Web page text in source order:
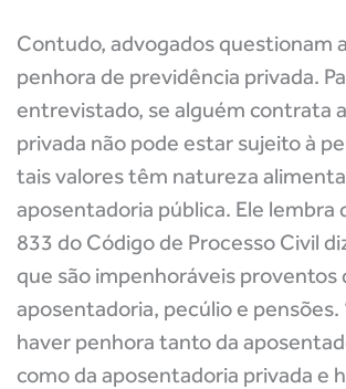
Contudo, advogados questionam
penhora de previdência privada.
entrevistado, se alguém contrata
privada não pode estar sujeito à
tais valores têm natureza
aposentadoria pública. Ele lembra
833 do Código de Processo Civil
que são impenhoráveis proventos
aposentadoria, pecúlio e pensões.
haver penhora tanto da
como da aposentadoria privada e